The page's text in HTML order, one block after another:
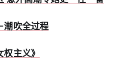
潮吹全过程
权主义》